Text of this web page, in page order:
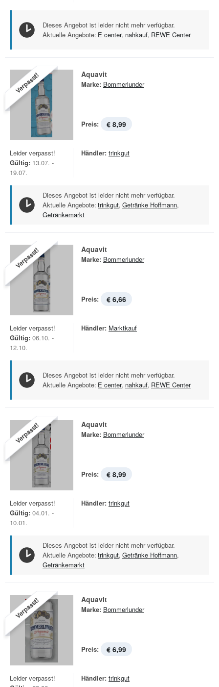
Dieses Angebot ist leider nicht mehr verfügbar.
Aktuelle Angebote: E center, nahkauf, REWE Center
Verpasst! Aquavit
Marke: Bommerlunder
Preis: € 8,99
Leider verpasst!
Gültig: 13.07. -
19.07.
Händler: trinkgut
Dieses Angebot ist leider nicht mehr verfügbar.
Aktuelle Angebote: trinkgut, Getränke Hoffmann,
Getränkemarkt
Verpasst! Aquavit
Marke: Bommerlunder
Preis: € 6,66
Leider verpasst!
Gültig: 06.10. -
12.10.
Händler: Marktkauf
Dieses Angebot ist leider nicht mehr verfügbar.
Aktuelle Angebote: E center, nahkauf, REWE Center
Verpasst! Aquavit
Marke: Bommerlunder
Preis: € 8,99
Leider verpasst!
Gültig: 04.01. -
10.01.
Händler: trinkgut
Dieses Angebot ist leider nicht mehr verfügbar.
Aktuelle Angebote: trinkgut, Getränke Hoffmann,
Getränkemarkt
Verpasst! Aquavit
Marke: Bommerlunder
Preis: € 6,99
Leider verpasst!
Händler: trinkgut